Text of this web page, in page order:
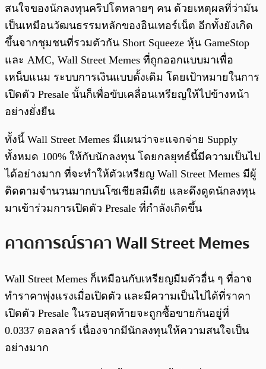
สนใจของนักลงทุนคริปโตหลายๆ คน ด้วยเหตุผลที่ว่ามัน
เป็นเหมือนวัฒนธรรมหลักของอินเทอร์เน็ต อีกทั้งยังเกิด
ขึ้นจากชุมชนที่รวมตัวกัน Short Squeeze หุ้น GameStop
และ AMC, Wall Street Memes ที่ถูกออกแบบมาเพื่อ
เหน็บแนม ระบบการเงินแบบดั้งเดิม โดยเป้าหมายในการ
เปิดตัว Presale นั้นก็เพื่อขับเคลื่อนเหรียญให้ไปข้างหน้า
อย่างยั่งยืน
ทั้งนี้ Wall Street Memes มีแผนว่าจะแจกจ่าย Supply
ทั้งหมด 100% ให้กับนักลงทุน โดยกลยุทธ์นี้มีความเป็นไป
ได้อย่างมาก ที่จะทำให้ตัวเหรียญ Wall Street Memes มีผู้
ติดตามจำนวนมากบนโซเชียลมีเดีย และดึงดูดนักลงทุน
มาเข้าร่วมการเปิดตัว Presale ที่กำลังเกิดขึ้น
คาดการณ์ราคา Wall Street Memes
Wall Street Memes ก็เหมือนกับเหรียญมีมตัวอื่น ๆ ที่อาจ
ทำราคาพุ่งแรงเมื่อเปิดตัว และมีความเป็นไปได้ที่ราคา
เปิดตัว Presale ในรอบสุดท้ายจะถูกซื้อขายกันอยู่ที่
0.0337 ดอลลาร์ เนื่องจากมีนักลงทุนให้ความสนใจเป็น
อย่างมาก